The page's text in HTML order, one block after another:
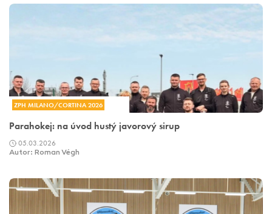
ZPH MILANO/CORTINA 2026
Parahokej: na úvod hustý javorový sirup
05.03.2026
Autor: Roman Végh